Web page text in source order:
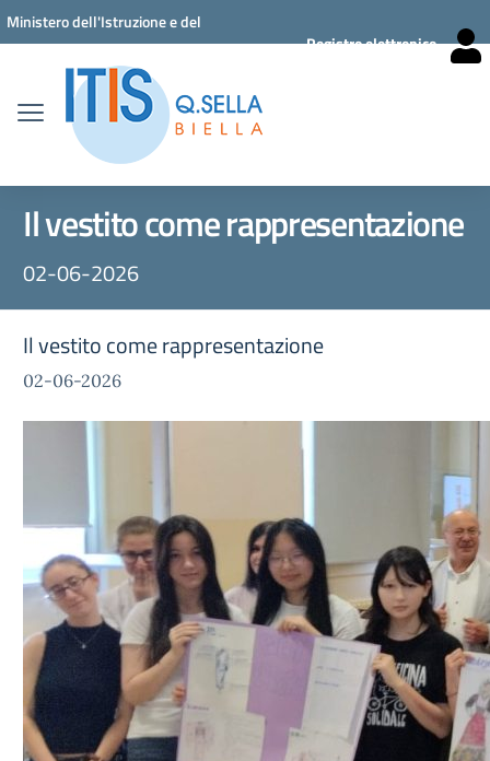
Vai ai contenuti
Vai al menu di navigazione
Vai al footer
Ministero dell'Istruzione e del
Registro elettronico
Il vestito come rappresentazione
02-06-2026
Il vestito come rappresentazione
02-06-2026